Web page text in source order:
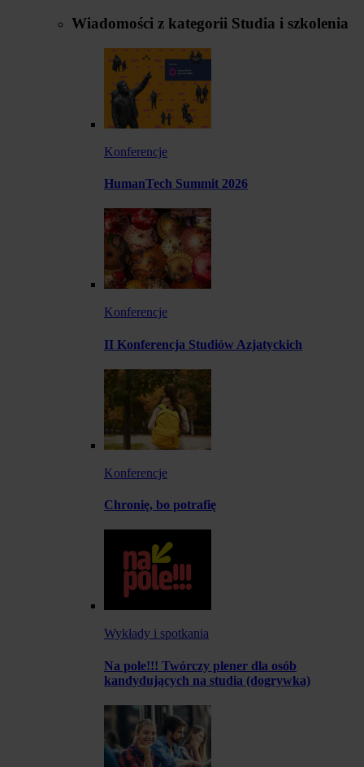
Wiadomości z kategorii Studia i szkolenia
Konferencje
HumanTech Summit 2026
Konferencje
II Konferencja Studiów Azjatyckich
Konferencje
Chronię, bo potrafię
Wykłady i spotkania
Na pole!!! Twórczy plener dla osób
kandydujących na studia (dogrywka)